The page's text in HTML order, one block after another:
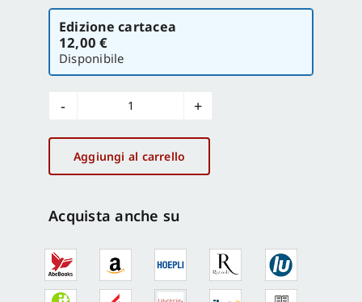
Scegli
versione
Edizione cartacea
12,00 €
Disponibile
Zerozone
quantità
Aggiungi al carrello
Acquista anche su